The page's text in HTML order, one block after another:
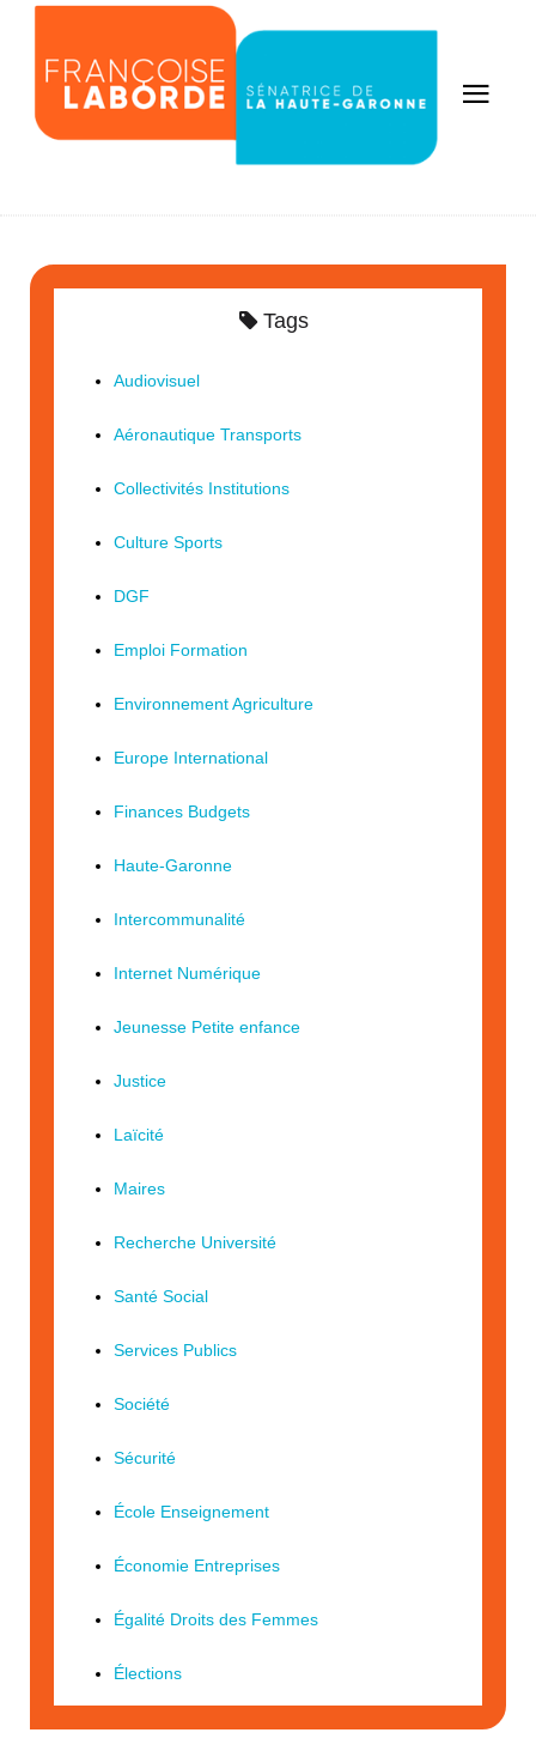
Tags
Audiovisuel
Aéronautique Transports
Collectivités Institutions
Culture Sports
DGF
Emploi Formation
Environnement Agriculture
Europe International
Finances Budgets
Haute-Garonne
Intercommunalité
Internet Numérique
Jeunesse Petite enfance
Justice
Laïcité
Maires
Recherche Université
Santé Social
Services Publics
Société
Sécurité
École Enseignement
Économie Entreprises
Égalité Droits des Femmes
Élections